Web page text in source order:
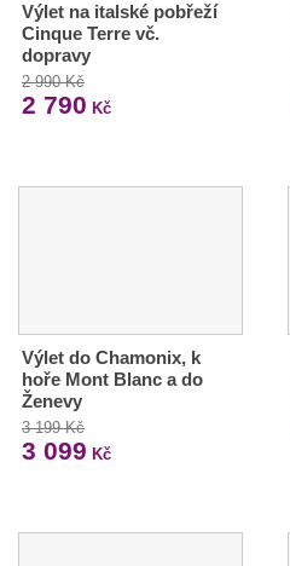
Výlet na italské pobřeží
Cinque Terre vč.
dopravy
2 990 Kč
2 790 Kč
Výlet do Chamonix, k
hoře Mont Blanc a do
Ženevy
3 199 Kč
3 099 Kč